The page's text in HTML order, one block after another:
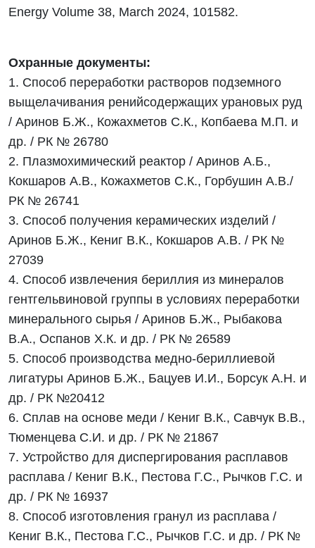
Energy Volume 38, March 2024, 101582.
Охранные документы:
1. Способ переработки растворов подземного
выщелачивания ренийсодержащих урановых руд
/ Аринов Б.Ж., Кожахметов С.К., Копбаева М.П. и
др. / РК № 26780
2. Плазмохимический реактор / Аринов А.Б.,
Кокшаров А.В., Кожахметов С.К., Горбушин А.В./
РК № 26741
3. Способ получения керамических изделий /
Аринов Б.Ж., Кениг В.К., Кокшаров А.В. / РК №
27039
4. Способ извлечения бериллия из минералов
гентгельвиновой группы в условиях переработки
минерального сырья / Аринов Б.Ж., Рыбакова
В.А., Оспанов Х.К. и др. / РК № 26589
5. Способ производства медно-бериллиевой
лигатуры Аринов Б.Ж., Бацуев И.И., Борсук А.Н. и
др. / РК №20412
6. Сплав на основе меди / Кениг В.К., Савчук В.В.,
Тюменцева С.И. и др. / РК № 21867
7. Устройство для диспергирования расплавов
расплава / Кениг В.К., Пестова Г.С., Рычков Г.С. и
др. / РК № 16937
8. Способ изготовления гранул из расплава /
Кениг В.К., Пестова Г.С., Рычков Г.С. и др. / РК №